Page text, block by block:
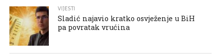
VIJESTI
Sladić najavio kratko osvježenje u BiH
pa povratak vrućina